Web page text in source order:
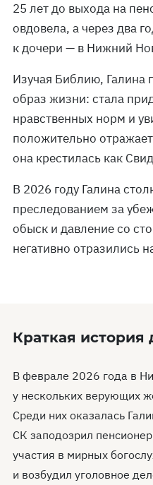
25 лет до выхода на
овдовела, а через два
к дочери — в Нижний
Изучая Библию, Галина
образ жизни: стала
нравственных норм и
положительно
она крестилась как
В 2026 году Галина
преследованием за
обыск и давление со
негативно отразились
Краткая история
В феврале 2026 года в
у нескольких верующих
Среди них оказалась
СК заподозрил
участия в мирных
и возбудил уголовное